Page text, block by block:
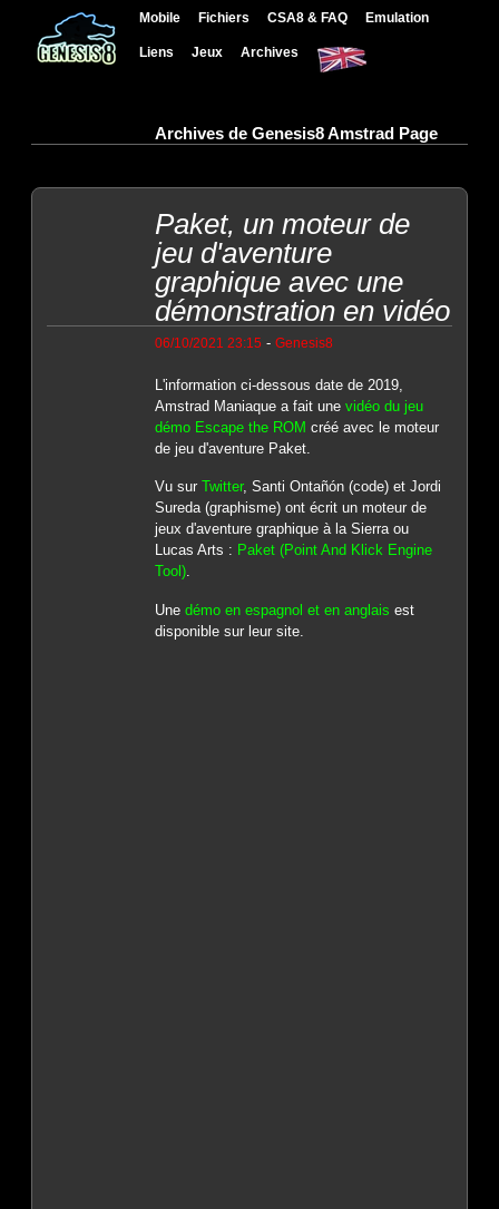
Mobile Fichiers CSA8 & FAQ Emulation
Liens Jeux Archives
Archives de Genesis8 Amstrad Page
Paket, un moteur de
jeu d'aventure
graphique avec une
démonstration en vidéo
06/10/2021 23:15 - Genesis8
L'information ci-dessous date de 2019,
Amstrad Maniaque a fait une vidéo du jeu
démo Escape the ROM créé avec le moteur
de jeu d'aventure Paket.
Vu sur Twitter, Santi Ontañón (code) et Jordi
Sureda (graphisme) ont écrit un moteur de
jeux d'aventure graphique à la Sierra ou
Lucas Arts : Paket (Point And Klick Engine
Tool).
Une démo en espagnol et en anglais est
disponible sur leur site.